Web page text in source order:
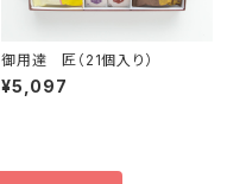
御用達 匠（21個入り）
¥5,097